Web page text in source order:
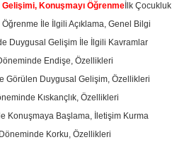
Konuşmayı Öğrenmeİlk Çocukluk
İle İlgili Açıklama, Genel Bilgi
Duygusal Gelişim İle İlgili Kavramlar
Endişe, Özellikleri
Görülen Duygusal Gelişim, Özellikleri
Kıskançlık, Özellikleri
Konuşmaya Başlama, İletişim Kurma
Korku, Özellikleri